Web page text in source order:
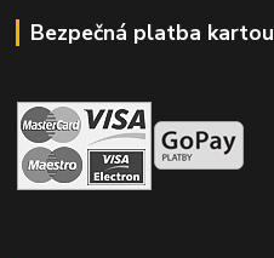
Bezpečná platba kartou